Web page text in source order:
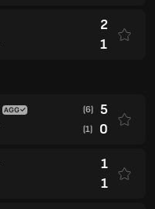
2
1
(6) 5
(1) 0
1
1